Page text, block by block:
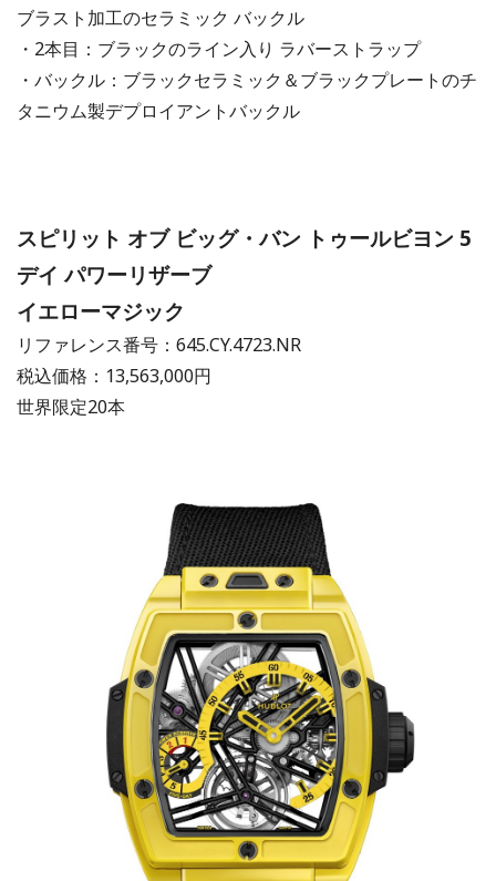
ブラスト加工のセラミック バックル
・2本目：ブラックのライン入り ラバーストラップ
・バックル：ブラックセラミック＆ブラックプレートのチ
タニウム製デプロイアントバックル
スピリット オブ ビッグ・バン トゥールビヨン 5
デイ パワーリザーブ
イエローマジック
リファレンス番号：645.CY.4723.NR
税込価格：13,563,000円
世界限定20本